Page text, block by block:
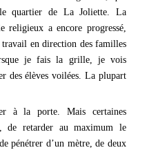
quartier de La Joliette. La
religieux a encore progressé,
en direction des familles
je fais la grille, je vois
des élèves voilées. La plupart
à la porte. Mais certaines
de retarder au maximum le
pénétrer d’un mètre, de deux